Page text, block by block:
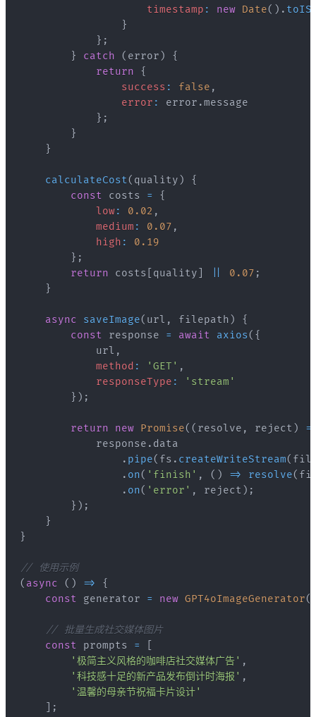
timestamp : new Date( ) .
}
} ;
}
catch ( error )
{
return
{
success : false ,
error : error .message
} ;
}
}
calculateCost( quality )
{
const costs =
{
low: 0.02 ,
medium : 0.07 ,
high :
0.19
} ;
return costs quality 0.07 ;
}
async saveImage( url , filepath )
{
const response = await axios( {
            url
,
method : 'GET' ,
responseType :
'stream'
} ) ;
return new Promise( ( resolve , reject )
            response
. data
. pipe( fs . createWriteStream(
. on( 'finish' , ( ) => resolve(
. on( 'error' , reject ) ;
} ) ;
}
}
// 使用示例
( async ( ) =>
{
const generator = new GPT4oImageGenerator(
// 批量生成社交媒体图片
const prompts =
'极简主义风格的咖啡店社交媒体广告' ,
'科技感十足的新产品发布倒计时海报' ,
'温馨的母亲节祝福卡片设计'
;